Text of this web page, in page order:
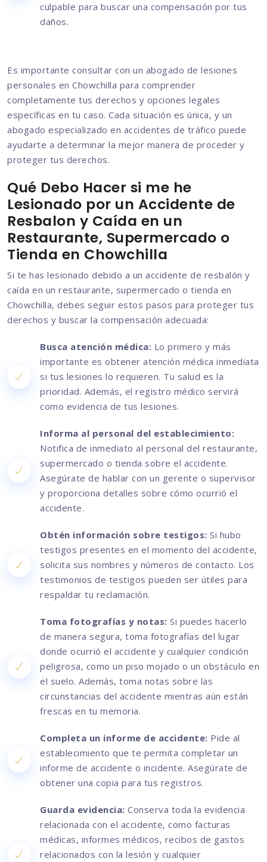
culpable para buscar una compensación por tus
daños.
Es importante consultar con un abogado de lesiones
personales en Chowchilla para comprender
completamente tus derechos y opciones legales
específicas en tu caso. Cada situación es única, y un
abogado especializado en accidentes de tráfico puede
ayudarte a determinar la mejor manera de proceder y
proteger tus derechos.
Qué Debo Hacer si me he
Lesionado por un Accidente de
Resbalon y Caída en un
Restaurante, Supermercado o
Tienda en Chowchilla
Si te has lesionado debido a un accidente de resbalón y
caída en un restaurante, supermercado o tienda en
Chowchilla, debes seguir estos pasos para proteger tus
derechos y buscar la compensación adecuada:
Busca atención médica: Lo primero y más
importante es obtener atención médica inmediata
si tus lesiones lo requieren. Tu salud es la
prioridad. Además, el registro médico servirá
como evidencia de tus lesiones.
Informa al personal del establecimiento:
Notifica de inmediato al personal del restaurante,
supermercado o tienda sobre el accidente.
Asegúrate de hablar con un gerente o supervisor
y proporciona detalles sobre cómo ocurrió el
accidente.
Obtén información sobre testigos: Si hubo
testigos presentes en el momento del accidente,
solicita sus nombres y números de contacto. Los
testimonios de testigos pueden ser útiles para
respaldar tu reclamación.
Toma fotografías y notas: Si puedes hacerlo
de manera segura, toma fotografías del lugar
donde ocurrió el accidente y cualquier condición
peligrosa, como un piso mojado o un obstáculo en
el suelo. Además, toma notas sobre las
circunstancias del accidente mientras aún están
frescas en tu memoria.
Completa un informe de accidente: Pide al
establecimiento que te permita completar un
informe de accidente o incidente. Asegúrate de
obtener una copia para tus registros.
Guarda evidencia: Conserva toda la evidencia
relacionada con el accidente, como facturas
médicas, informes médicos, recibos de gastos
relacionados con la lesión y cualquier